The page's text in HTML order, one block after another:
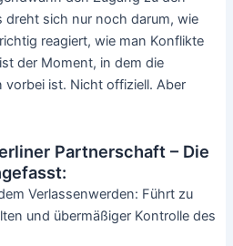
dreht sich nur noch darum, wie
reagiert, wie man Konflikte
der Moment, in dem die
vorbei ist. Nicht offiziell. Aber
Partnerschaft – Die
Verlassenwerden: Führt zu
und übermäßiger Kontrolle des